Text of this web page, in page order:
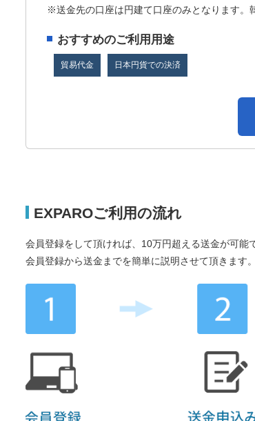
※送金先の口座は円建て口座のみとなります。
おすすめのご利用用途
貿易代金 日本円貨での決済
EXPAROご利用の流れ
会員登録をして頂ければ、10万円超える送金が可能
会員登録から送金までを簡単に説明させて頂きます。